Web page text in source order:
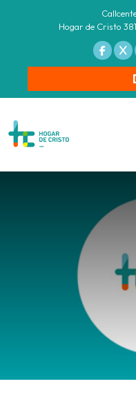
Hogar de Cristo